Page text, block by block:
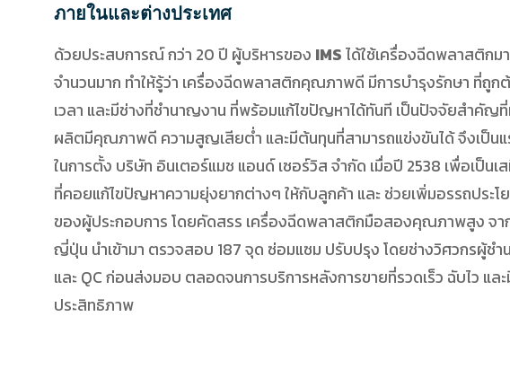
ภายในและต่างประเทศ
ด้วยประสบการณ์ กว่า 20 ปี ผู้บริหารของ IMSได้ใช้เครื่องฉีดพลาสติกม
จำนวนมาก ทำให้รู้ว่า เครื่องฉีดพลาสติกคุณภาพดี มีการบำรุงรักษา ที่ถูก
เวลา และมีช่างที่ชำนาญงาน ที่พร้อมแก้ไขปัญหาได้ทันที เป็นปัจจัยสำคัญที่
ผลิตมีคุณภาพดี ความสูญเสียต่ำ และมีต้นทุนที่สามารถแข่งขันได้ จึงเป็นแ
ในการตั้ง บริษัท อินเตอร์แมช แอนด์ เซอร์วิส จำกัด เมื่อปี 2538 เพื่อเป็นเ
ที่คอยแก้ไขปัญหาความยุ่งยากต่างๆ ให้กับลูกค้า และ ช่วยเพิ่มอรรถประโ
ของผู้ประกอบการ โดยคัดสรร เครื่องฉีดพลาสติกมือสองคุณภาพสูง จา
ญี่ปุ่น นำเข้ามา ตรวจสอบ 187 จุด ซ่อมแซม ปรับปรุง โดยช่างวิศวกรผู้ช
และ QC ก่อนส่งมอบ ตลอดจนการบริการหลังการขายที่รวดเร็ว ฉับไว และ
ประสิทธิภาพ